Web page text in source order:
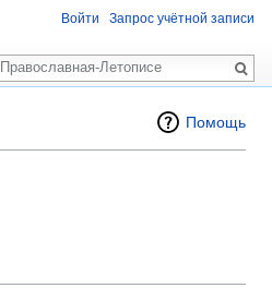
Помощь
Войти Запрос учётной записи